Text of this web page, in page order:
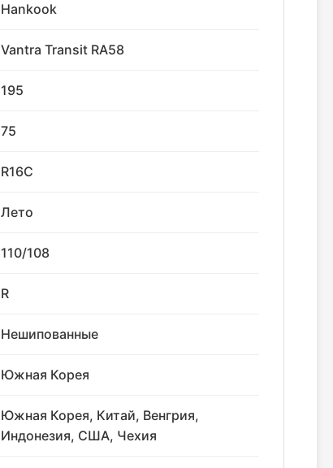
Hankook
Vantra Transit RA58
195
75
R16C
Лето
110/108
R
Нешипованные
Южная Корея
Южная Корея, Китай, Венгрия,
Индонезия, США, Чехия